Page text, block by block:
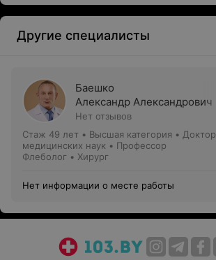
Другие специалисты
Баешко
Александр Александрович
Нет отзывов
Стаж 49 лет • Высшая категория • Доктор
медицинских наук • Профессор
Флеболог • Хирург
Нет информации о месте работы